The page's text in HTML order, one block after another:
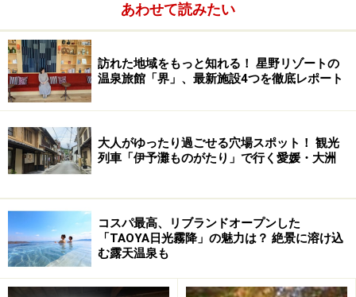
あわせて読みたい
訪れた地域をもっと知れる！ 星野リゾートの
温泉旅館「界」、最新施設4つを徹底レポート
大人がゆったり過ごせる穴場スポット！ 観光
列車「伊予灘ものがたり」で行く愛媛・大洲
コスパ最高、リブランドオープンした
「TAOYA日光霧降」の魅力は？ 絶景に溶け込
む露天温泉も